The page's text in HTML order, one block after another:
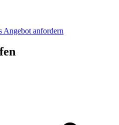
Angebot anfordern